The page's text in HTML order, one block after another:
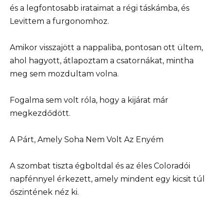
és a legfontosabb irataimat a régi táskámba, és
Levittem a furgonomhoz.
Amikor visszajött a nappaliba, pontosan ott ültem,
ahol hagyott, átlapoztam a csatornákat, mintha
meg sem mozdultam volna.
Fogalma sem volt róla, hogy a kijárat már
megkezdődött.
A Párt, Amely Soha Nem Volt Az Enyém
A szombat tiszta égboltdal és az éles Coloradói
napfénnyel érkezett, amely mindent egy kicsit túl
őszintének néz ki.